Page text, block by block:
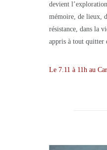
devient
mémoire, de lieux,
résistance, dans la
appris à tout quitter
Le 7.11 à 11h au